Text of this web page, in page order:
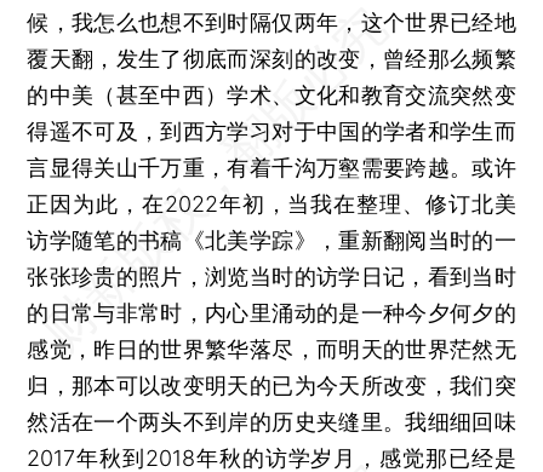
候，我怎么也想不到时隔仅两年，这个世界已经地
覆天翻，发生了彻底而深刻的改变，曾经那么频繁
的中美（甚至中西）学术、文化和教育交流突然变
得遥不可及，到西方学习对于中国的学者和学生而
言显得关山千万重，有着千沟万壑需要跨越。或许
正因为此，在2022年初，当我在整理、修订北美
访学随笔的书稿《北美学踪》，重新翻阅当时的一
张张珍贵的照片，浏览当时的访学日记，看到当时
的日常与非常时，内心里涌动的是一种今夕何夕的
感觉，昨日的世界繁华落尽，而明天的世界茫然无
归，那本可以改变明天的已为今天所改变，我们突
然活在一个两头不到岸的历史夹缝里。我细细回味
2017年秋到2018年秋的访学岁月，感觉那已经是